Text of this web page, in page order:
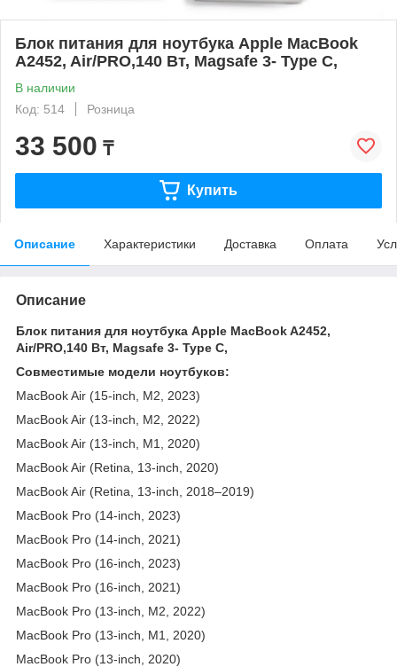
Блок питания для ноутбука Apple MacBook
A2452, Air/PRO,140 Вт, Magsafe 3- Type C,
В наличии
Код: 514
Розница
33 500 ₸
Купить
Описание Характеристики Доставка Оплата
Описание
Блок питания для ноутбука Apple MacBook A2452,
Air/PRO,140 Вт, Magsafe 3- Type C,
Совместимые модели ноутбуков:
MacBook Air (15-inch, M2, 2023)
MacBook Air (13-inch, M2, 2022)
MacBook Air (13-inch, M1, 2020)
MacBook Air (Retina, 13-inch, 2020)
MacBook Air (Retina, 13-inch, 2018–2019)
MacBook Pro (14-inch, 2023)
MacBook Pro (14-inch, 2021)
MacBook Pro (16-inch, 2023)
MacBook Pro (16-inch, 2021)
MacBook Pro (13-inch, M2, 2022)
MacBook Pro (13-inch, M1, 2020)
MacBook Pro (13-inch, 2020)